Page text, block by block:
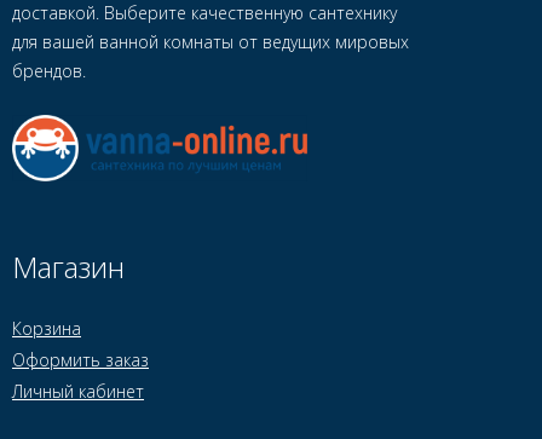
доставкой. Выберите качественную сантехнику
для вашей ванной комнаты от ведущих мировых
брендов.
Магазин
Корзина
Оформить заказ
Личный кабинет